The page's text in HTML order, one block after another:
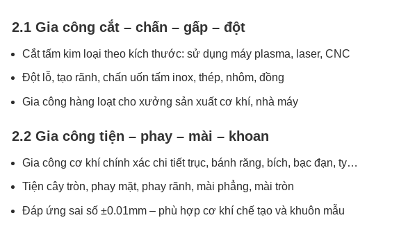
2.1 Gia công cắt – chấn – gấp – đột
Cắt tấm kim loại theo kích thước: sử dụng máy plasma, laser, CNC
Đột lỗ, tạo rãnh, chấn uốn tấm inox, thép, nhôm, đồng
Gia công hàng loạt cho xưởng sản xuất cơ khí, nhà máy
2.2 Gia công tiện – phay – mài – khoan
Gia công cơ khí chính xác chi tiết trục, bánh răng, bích, bạc đạn, ty…
Tiện cây tròn, phay mặt, phay rãnh, mài phẳng, mài tròn
Đáp ứng sai số ±0.01mm – phù hợp cơ khí chế tạo và khuôn mẫu